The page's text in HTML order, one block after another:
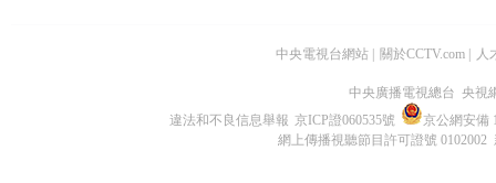
中央電視台網站 關於CCTV.com 人
中央廣播電視總台 央視
違法和不良信息舉報 京ICP證060535號
京公網安備
網上傳播視聽節目許可證號 0102002